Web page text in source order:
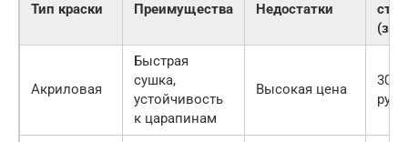
Тип краски Преимущества Недостатки
(за
Акриловая
Быстрая
сушка,
устойчивость
к царапинам
Высокая цена
руб.